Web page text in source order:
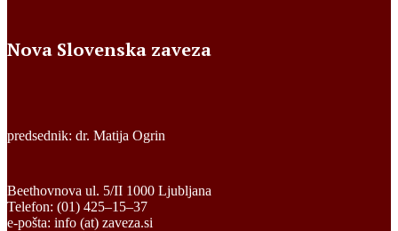
Nova Slovenska zaveza
predsednik: dr. Matija Ogrin
Beethovnova ul. 5/II 1000 Ljubljana
Telefon: (01) 425–15–37
e-pošta: info (at) zaveza.si